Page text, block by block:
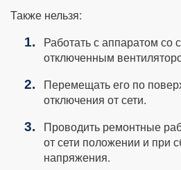
Также нельзя:
Работать с аппаратом со
отключенным
Перемещать его по
отключения от сети.
Проводить ремонтные
от сети положении и при
напряжения.